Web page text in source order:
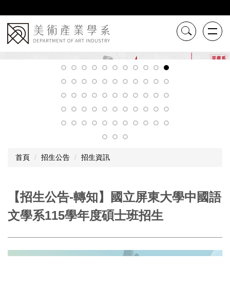
到
主
要
內
容
首頁 招生公告 招生資訊
【招生公告-轉知】國立屏東大學中國語
文學系115學年度碩士班招生